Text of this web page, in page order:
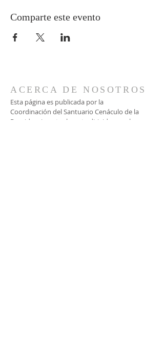
Comparte este evento
ACERCA DE NOSOTROS
Esta página es publicada por la
Coordinación del Santuario Cenáculo de la
Providencia, actualmente dirigida por el